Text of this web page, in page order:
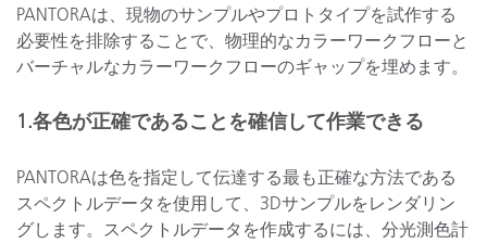
PANTORAは、現物のサンプルやプロトタイプを試作する
必要性を排除することで、物理的なカラーワークフローと
バーチャルなカラーワークフローのギャップを埋めます。
1.各色が正確であることを確信して作業できる
PANTORAは色を指定して伝達する最も正確な方法である
スペクトルデータを使用して、3Dサンプルをレンダリン
グします。スペクトルデータを作成するには、分光測色計